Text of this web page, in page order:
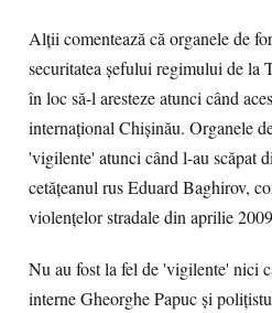
Alții comentează că organele de
securitatea șefului regimului de la
în loc să-l aresteze atunci când
internațional Chișinău. Organele
'vigilente' atunci când l-au scăpat
cetățeanul rus Eduard Baghirov,
violențelor stradale din aprilie
Nu au fost la fel de 'vigilente' nici
interne Gheorghe Papuc și